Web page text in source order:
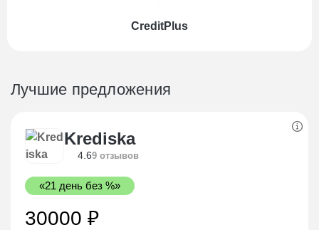
CreditPlus
Лучшие предложения
Krediska
4.69 отзывов
«21 день без %»
30000 ₽